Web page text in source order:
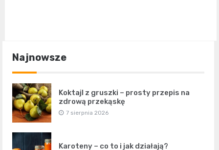
Najnowsze
Koktajl z gruszki – prosty przepis na
zdrową przekąskę
7 sierpnia 2026
Karoteny – co to i jak działają?